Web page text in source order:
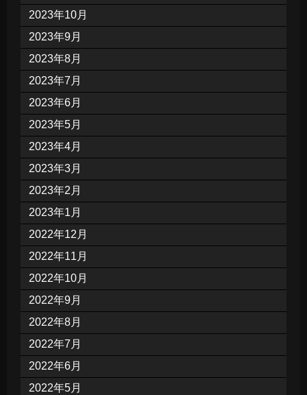
2023年10月
2023年9月
2023年8月
2023年7月
2023年6月
2023年5月
2023年4月
2023年3月
2023年2月
2023年1月
2022年12月
2022年11月
2022年10月
2022年9月
2022年8月
2022年7月
2022年6月
2022年5月